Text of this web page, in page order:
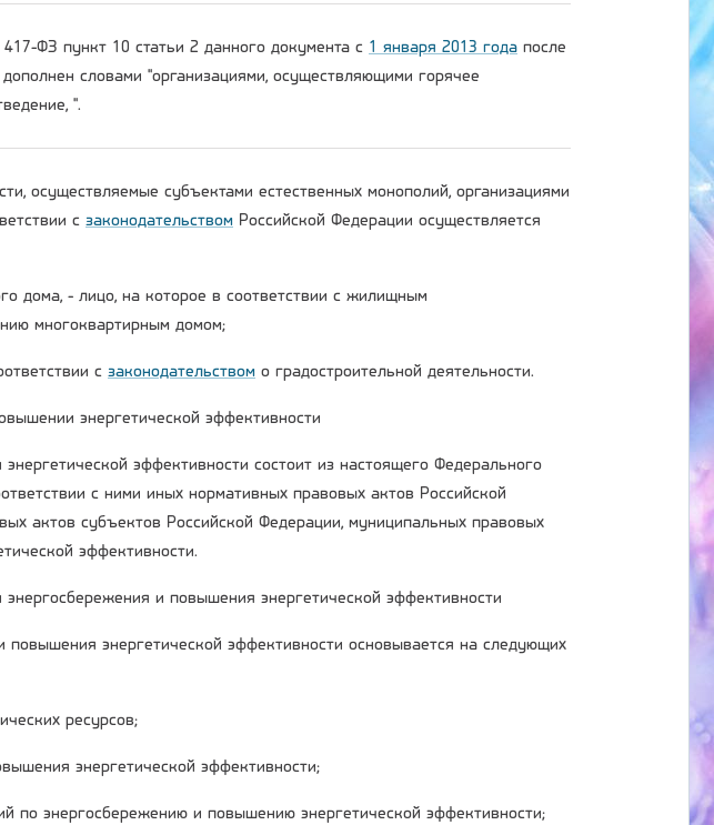
417-ФЗ пункт 10 статьи 2 данного документа с 1 января 2013 года после
словами "организациями, осуществляющими горячее
".
осуществляемые субъектами естественных монополий, организациями
с законодательством Российской Федерации осуществляется
дома, - лицо, на которое в соответствии с жилищным
многоквартирным домом;
с законодательством о градостроительной деятельности.
энергетической эффективности
эффективности состоит из настоящего Федерального
с ними иных нормативных правовых актов Российской
актов субъектов Российской Федерации, муниципальных правовых
эффективности.
и повышения энергетической эффективности
повышения энергетической эффективности основывается на следующих
ресурсов;
энергетической эффективности;
по энергосбережению и повышению энергетической эффективности;